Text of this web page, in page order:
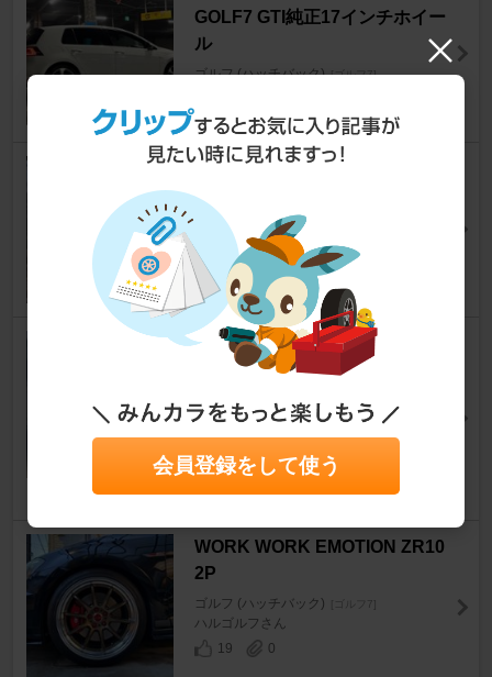
GOLF7 GTI純正17インチホイー
ル
ゴルフ (ハッチバック) [ゴルフ7]
10
0
ENKEI Racing GTC02
ゴルフ (ハッチバック)
さかも?さん
0
VW / フォルクスワーゲン純正
ゴルフR専用18インチアルミホ
8インチ 7.5J
ゴルフ (ハッチバック)
やっきーさん
4
0
WORK WORK EMOTION ZR10
2P
ゴルフ (ハッチバック) [ゴルフ7]
ハルゴルフさん
19
0
会員登録をして使う